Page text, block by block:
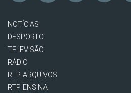
NOTÍCIAS
DESPORTO
TELEVISÃO
RÁDIO
RTP ARQUIVOS
RTP ENSINA